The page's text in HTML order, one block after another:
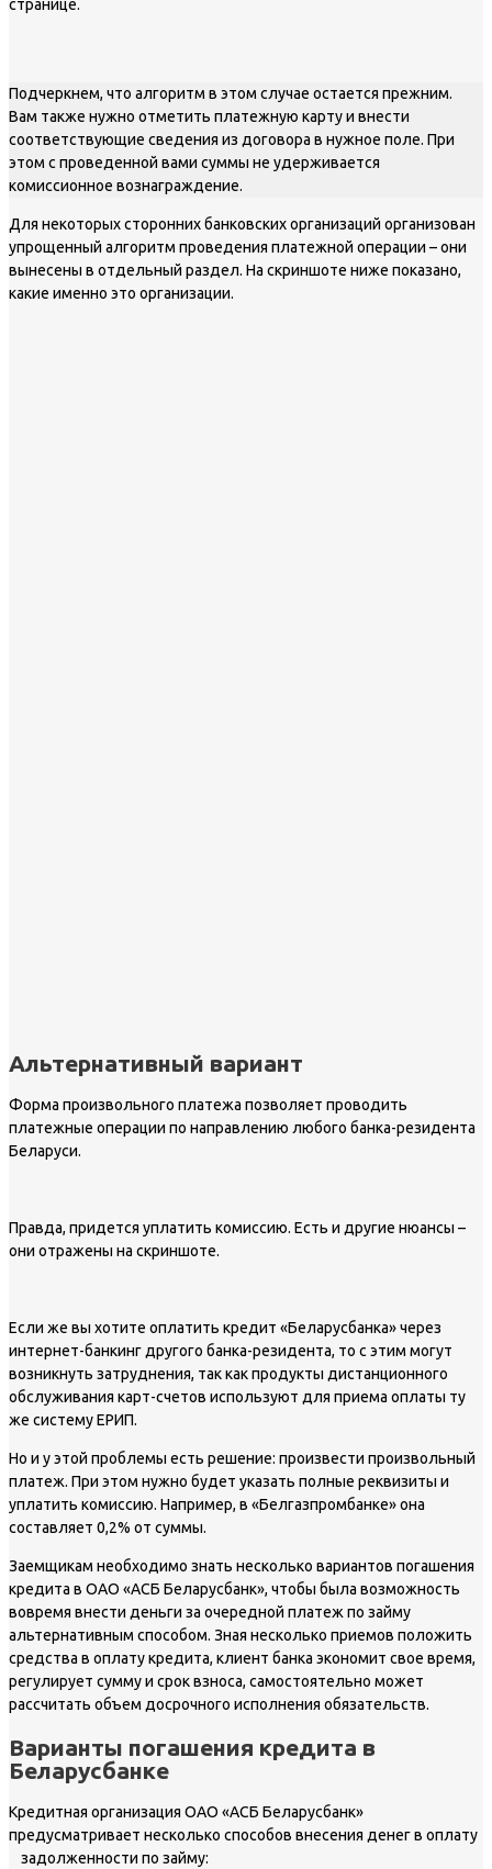
странице.
Подчеркнем, что алгоритм в этом случае остается прежним.
Вам также нужно отметить платежную карту и внести
соответствующие сведения из договора в нужное поле. При
этом с проведенной вами суммы не удерживается
комиссионное вознаграждение.
Для некоторых сторонних банковских организаций организован
упрощенный алгоритм проведения платежной операции – они
вынесены в отдельный раздел. На скриншоте ниже показано,
какие именно это организации.
Альтернативный вариант
Форма произвольного платежа позволяет проводить
платежные операции по направлению любого банка-резидента
Беларуси.
Правда, придется уплатить комиссию. Есть и другие нюансы –
они отражены на скриншоте.
Если же вы хотите оплатить кредит «Беларусбанка» через
интернет-банкинг другого банка-резидента, то с этим могут
возникнуть затруднения, так как продукты дистанционного
обслуживания карт-счетов используют для приема оплаты ту
же систему ЕРИП.
Но и у этой проблемы есть решение: произвести произвольный
платеж. При этом нужно будет указать полные реквизиты и
уплатить комиссию. Например, в «Белгазпромбанке» она
составляет 0,2% от суммы.
Заемщикам необходимо знать несколько вариантов погашения
кредита в ОАО «АСБ Беларусбанк», чтобы была возможность
вовремя внести деньги за очередной платеж по займу
альтернативным способом. Зная несколько приемов положить
средства в оплату кредита, клиент банка экономит свое время,
регулирует сумму и срок взноса, самостоятельно может
рассчитать объем досрочного исполнения обязательств.
Варианты погашения кредита в
Беларусбанке
Кредитная организация ОАО «АСБ Беларусбанк»
предусматривает несколько способов внесения денег в оплату
задолженности по займу: